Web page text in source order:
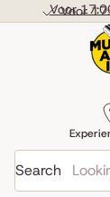
Voor
Voor
Search